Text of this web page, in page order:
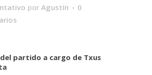
por Agustín
0
partido a cargo de Txus